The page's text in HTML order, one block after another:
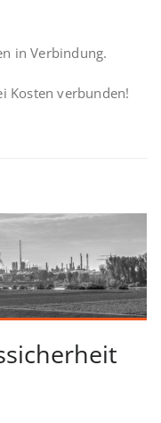
in Verbindung.
Kosten verbunden!